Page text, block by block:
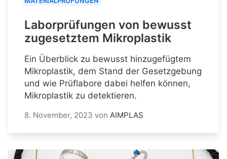
Laborprüfungen von bewusst
zugesetztem Mikroplastik
Ein Überblick zu bewusst hinzugefügtem
Mikroplastik, dem Stand der Gesetzgebung
und wie Prüflabore dabei helfen können,
Mikroplastik zu detektieren.
8. November, 2023 von AIMPLAS